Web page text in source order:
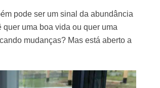
pode ser um sinal da abundância
uma boa vida ou quer uma
mudanças? Mas está aberto a